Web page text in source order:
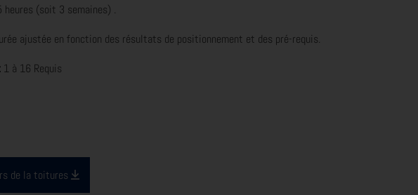
heures (soit 3 semaines) .
ajustée en fonction des résultats de positionnement et des pré-requis.
1 à 16 Requis
de la toitures